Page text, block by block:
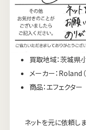
買取地域：茨城県
メーカー：Roland（
商品：エフェクター
ネットを元に依頼し